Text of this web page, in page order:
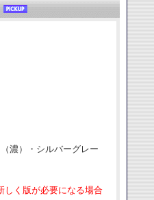
濃）・シルバーグレー
しく版が必要になる場合